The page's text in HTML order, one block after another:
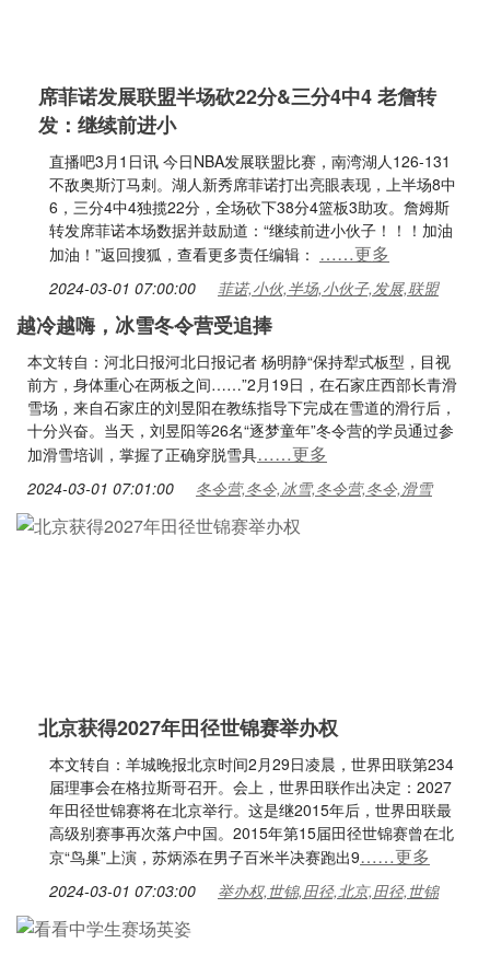
席菲诺发展联盟半场砍22分&三分4中4 老詹转
发：继续前进小
直播吧3月1日讯 今日NBA发展联盟比赛，南湾湖人126-131
不敌奥斯汀马刺。湖人新秀席菲诺打出亮眼表现，上半场8中
6，三分4中4独揽22分，全场砍下38分4篮板3助攻。詹姆斯
转发席菲诺本场数据并鼓励道：“继续前进小伙子！！！加油
加油！”返回搜狐，查看更多责任编辑： ……更多
2024-03-01 07:00:00 菲诺,小伙,半场,小伙子,发展,联盟
越冷越嗨，冰雪冬令营受追捧
本文转自：河北日报河北日报记者 杨明静“保持犁式板型，目视
前方，身体重心在两板之间……”2月19日，在石家庄西部长青滑
雪场，来自石家庄的刘昱阳在教练指导下完成在雪道的滑行后，
十分兴奋。当天，刘昱阳等26名“逐梦童年”冬令营的学员通过参
加滑雪培训，掌握了正确穿脱雪具……更多
2024-03-01 07:01:00 冬令营,冬令,冰雪,冬令营,冬令,滑雪
北京获得2027年田径世锦赛举办权
本文转自：羊城晚报北京时间2月29日凌晨，世界田联第234
届理事会在格拉斯哥召开。会上，世界田联作出决定：2027
年田径世锦赛将在北京举行。这是继2015年后，世界田联最
高级别赛事再次落户中国。2015年第15届田径世锦赛曾在北
京“鸟巢”上演，苏炳添在男子百米半决赛跑出9……更多
2024-03-01 07:03:00 举办权,世锦,田径,北京,田径,世锦